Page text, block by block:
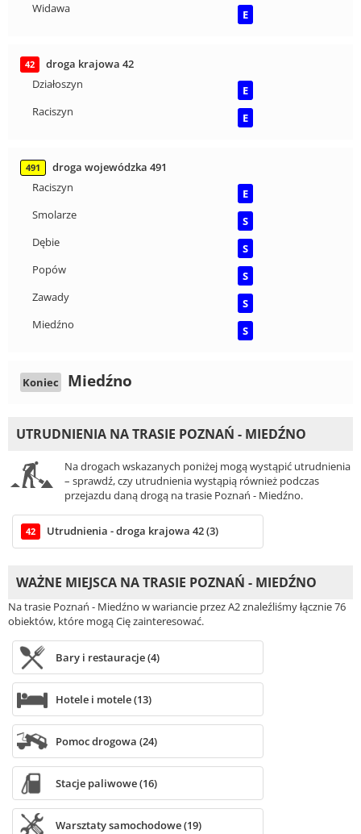
Widawa
E
42
droga krajowa 42
Działoszyn
E
Raciszyn
E
491
droga wojewódzka 491
Raciszyn
E
Smolarze
S
Dębie
S
Popów
S
Zawady
S
Miedźno
S
Koniec Miedźno
UTRUDNIENIA NA TRASIE POZNAŃ - MIEDŹNO
Na drogach wskazanych poniżej mogą wystąpić utrudnienia
– sprawdź, czy utrudnienia wystąpią również podczas
przejazdu daną drogą na trasie Poznań - Miedźno.
42 Utrudnienia - droga krajowa 42 (3)
WAŻNE MIEJSCA NA TRASIE POZNAŃ - MIEDŹNO
Na trasie Poznań - Miedźno w wariancie przez A2 znaleźliśmy łącznie 76
obiektów, które mogą Cię zainteresować.
Bary i restauracje (4)
Hotele i motele (13)
Pomoc drogowa (24)
Stacje paliwowe (16)
Warsztaty samochodowe (19)